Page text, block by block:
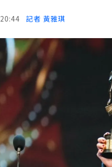
20:44 記者 黃雅琪